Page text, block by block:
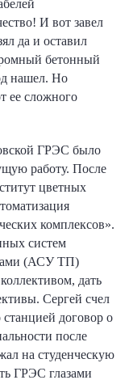
И вот завел
да и оставил
бетонный
нашел. Но
ее сложного
ГРЭС было
работу. После
цветных
комплексов».
систем
(АСУ ТП)
дать
Сергей счел
договор о
после
на студенческую
ГРЭС глазами